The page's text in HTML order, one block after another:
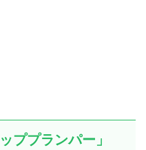
ププランパー」